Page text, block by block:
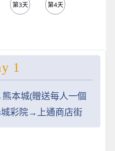
第3天 第4天
1
本城(贈送每人一個
彩院→上通商店街